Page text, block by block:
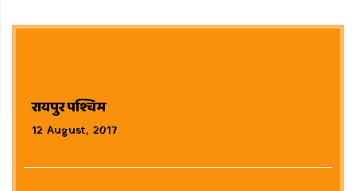
रायपुर पश्चिम
12 August, 2017